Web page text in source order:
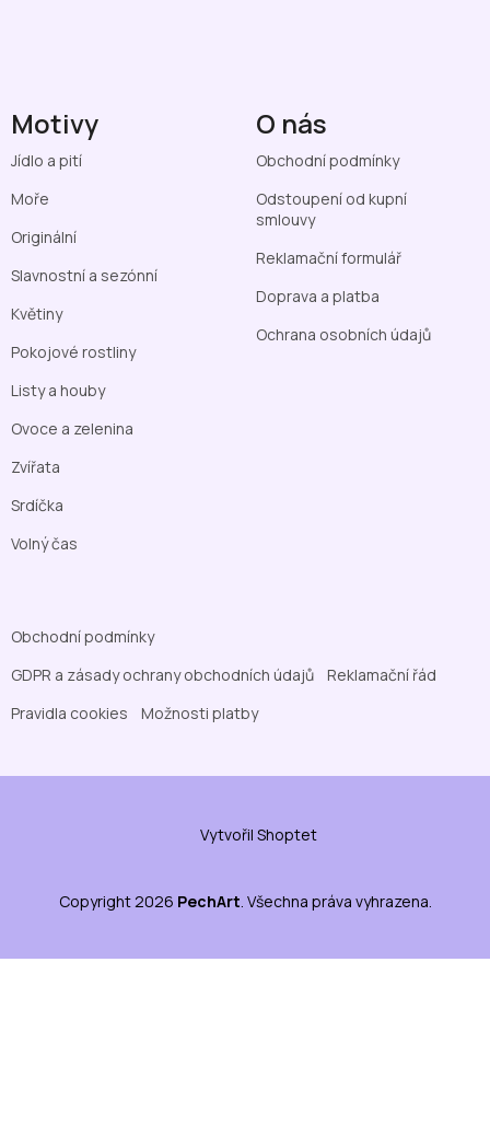
Motivy
Jídlo a pití
Moře
Originální
Slavnostní a sezónní
Květiny
Pokojové rostliny
Listy a houby
Ovoce a zelenina
Zvířata
Srdíčka
Volný čas
O nás
Obchodní podmínky
Odstoupení od kupní
smlouvy
Reklamační formulář
Doprava a platba
Ochrana osobních údajů
Obchodní podmínky
GDPR a zásady ochrany obchodních údajů
Reklamační řád
Pravidla cookies
Možnosti platby
Vytvořil Shoptet
Copyright 2026 PechArt . Všechna práva vyhrazena.